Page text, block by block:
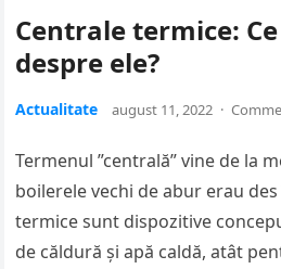
Centrale termice:
despre ele?
Actualitate august 11, 2022 ·
Termenul ”centrală” vine de la
boilerele vechi de abur erau
termice sunt dispozitive
de căldură și apă caldă, atât